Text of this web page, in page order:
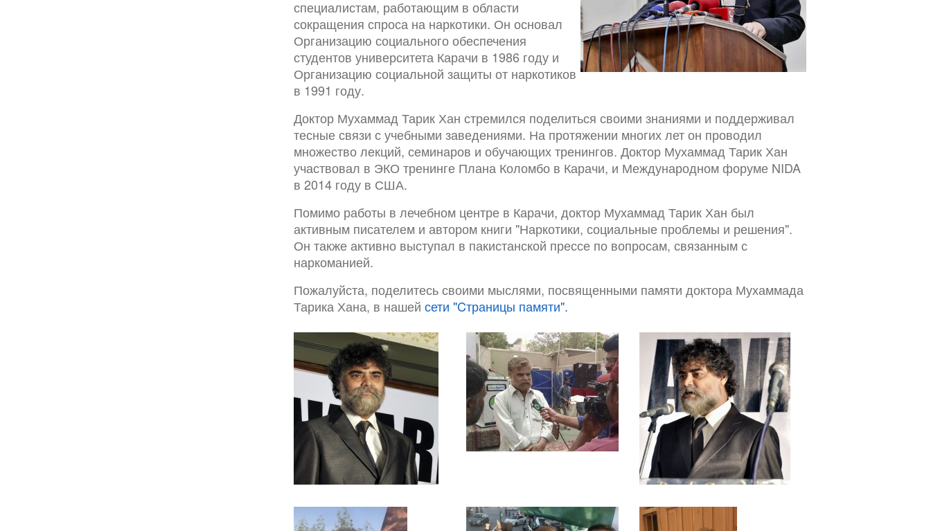
специалистам, работающим в области
сокращения спроса на наркотики. Он основал
Организацию социального обеспечения
студентов университета Карачи в 1986 году и
Организацию социальной защиты от наркотиков
в 1991 году.
Доктор Мухаммад Тарик Хан стремился поделиться своими знаниями и поддерживал
тесные связи с учебными заведениями. На протяжении многих лет он проводил
множество лекций, семинаров и обучающих тренингов. Доктор Мухаммад Тарик Хан
участвовал в ЭКО тренинге Плана Коломбо в Карачи, и Международном форуме NIDA
в 2014 году в США.
Помимо работы в лечебном центре в Карачи, доктор Мухаммад Тарик Хан был
активным писателем и автором книги "Наркотики, социальные проблемы и решения".
Он также активно выступал в пакистанской прессе по вопросам, связанным с
наркоманией.
Пожалуйста, поделитесь своими мыслями, посвященными памяти доктора Мухаммада
Тарика Хана, в нашей сети "Cтраницы памяти".